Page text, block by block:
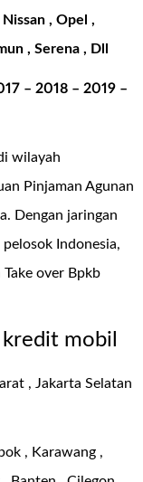
, Opel ,
, Serena , Dll
– 2018 – 2019 –
wilayah
Pinjaman Agunan
Dengan jaringan
Indonesia,
Take over Bpkb
kredit mobil
, Jakarta Selatan
, Karawang ,